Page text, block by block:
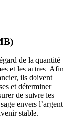
de la quantité
et les autres. Afin
ils doivent
et déterminer
de suivre les
envers l’argent
stable.